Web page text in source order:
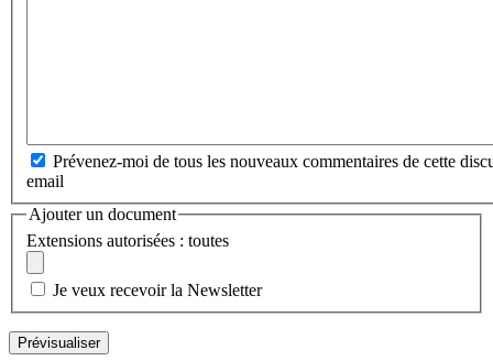
Prévenez-moi de tous les nouveaux commentaires de cette
email
Ajouter un document
Extensions autorisées : toutes
Je veux recevoir la Newsletter